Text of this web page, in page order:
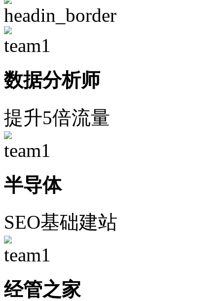
数据分析师
提升5倍流量
半导体
SEO基础建站
经管之家